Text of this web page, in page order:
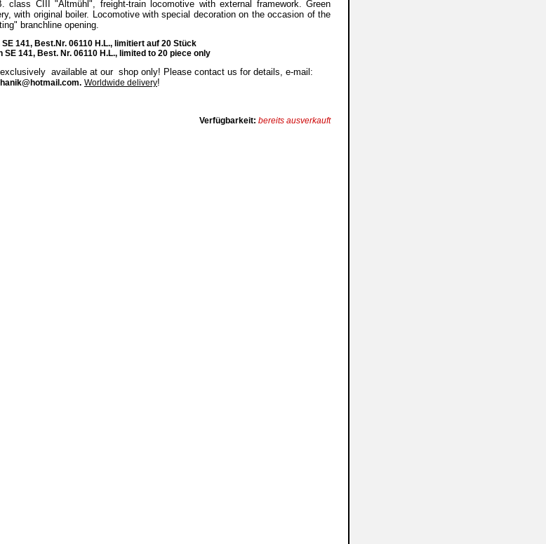
class CIII "Altmühl", freight-train locomotive with external framework. Green
with original boiler. Locomotive with special decoration on the occasion of the
branchline opening.
141, Best.Nr. 06110 H.L., limitiert auf 20 Stück
SE 141, Best. Nr. 06110 H.L., limited to 20 piece only
available at our shop only! Please contact us for details, e-mail:
Worldwide delivery!
Verfügbarkeit: bereits ausverkauft